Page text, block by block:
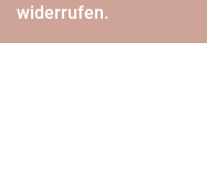
widerrufen.